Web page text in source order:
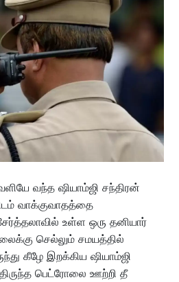
வந்த ஷியாம்ஜி சந்திரன்
வாக்குவாதத்தை
உள்ள ஒரு தனியார்
செல்லும் சமயத்தில்
கீழே இறக்கிய ஷியாம்ஜி
பெட்ரோலை ஊற்றி தீ